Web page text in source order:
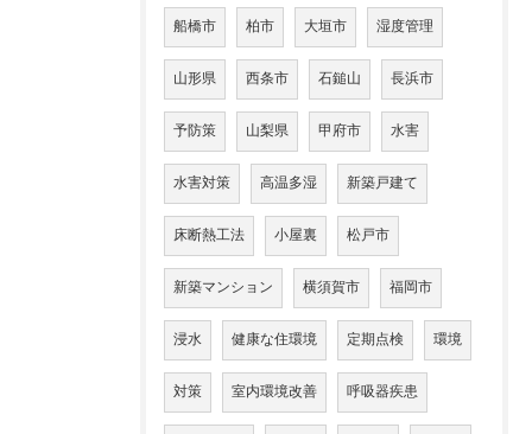
船橋市 柏市 大垣市 湿度管理
山形県 西条市 石鎚山 長浜市
予防策 山梨県 甲府市 水害
水害対策 高温多湿 新築戸建て
床断熱工法 小屋裏 松戸市
新築マンション 横須賀市 福岡市
浸水 健康な住環境 定期点検 環境
対策 室内環境改善 呼吸器疾患